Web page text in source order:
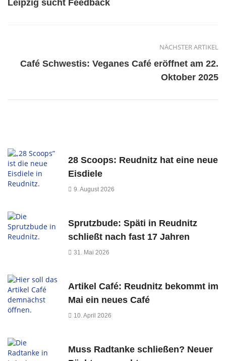
Leipzig sucht Feedback
NÄCHSTER ARTIKEL
Café Schwestis: Veganes Café eröffnet am 22.
Oktober 2025
28 Scoops: Reudnitz hat eine neue
Eisdiele
9. August 2026
Sprutzbude: Späti in Reudnitz
schließt nach fast 17 Jahren
31. Mai 2026
Artikel Café: Reudnitz bekommt im
Mai ein neues Café
10. April 2026
Muss Radtanke schließen? Neuer